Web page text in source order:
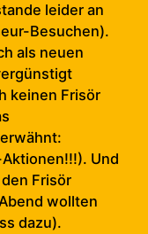
leider an
Besuchen).
als neuen
keinen Frisör
Und
Frisör
wollten
dazu).